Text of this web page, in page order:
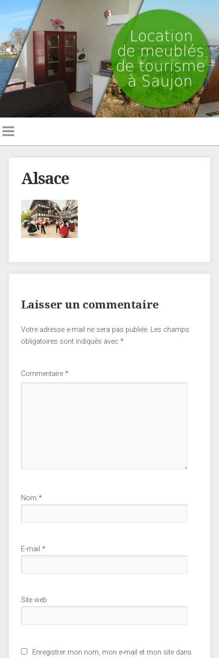
Alsace
Laisser un commentaire
Votre adresse e-mail ne sera pas publiée. Les champs
obligatoires sont indiqués avec *
Commentaire *
Nom *
E-mail *
Site web
Enregistrer mon nom, mon e-mail et mon site dans